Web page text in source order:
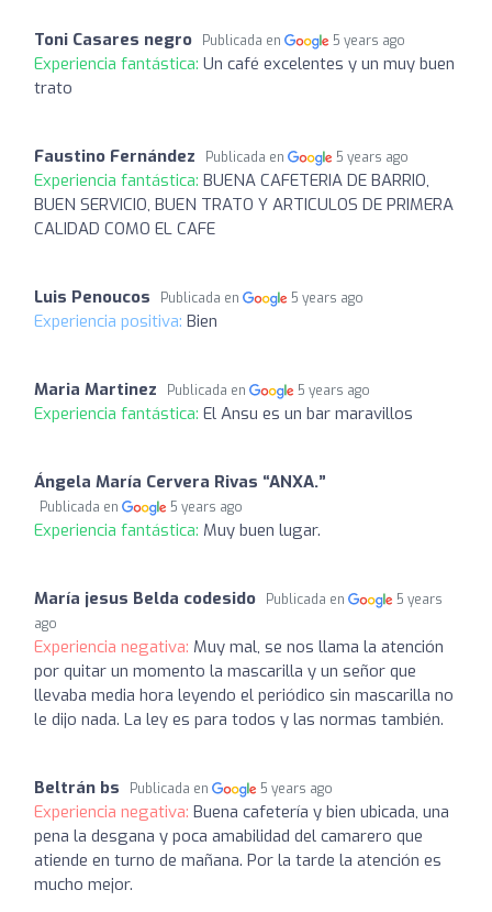
Toni Casares negro Publicada en 5 years ago
Experiencia fantástica: Un café excelentes y un muy buen
trato
Faustino Fernández Publicada en 5 years ago
Experiencia fantástica: BUENA CAFETERIA DE BARRIO,
BUEN SERVICIO, BUEN TRATO Y ARTICULOS DE PRIMERA
CALIDAD COMO EL CAFE
Luis Penoucos Publicada en 5 years ago
Experiencia positiva: Bien
Maria Martinez Publicada en 5 years ago
Experiencia fantástica: El Ansu es un bar maravillos
Ángela María Cervera Rivas “ANXA.”
Publicada en 5 years ago
Experiencia fantástica: Muy buen lugar.
María jesus Belda codesido Publicada en
5 years
ago
Experiencia negativa: Muy mal, se nos llama la atención
por quitar un momento la mascarilla y un señor que
llevaba media hora leyendo el periódico sin mascarilla no
le dijo nada. La ley es para todos y las normas también.
Beltrán bs Publicada en 5 years ago
Experiencia negativa: Buena cafetería y bien ubicada, una
pena la desgana y poca amabilidad del camarero que
atiende en turno de mañana. Por la tarde la atención es
mucho mejor.